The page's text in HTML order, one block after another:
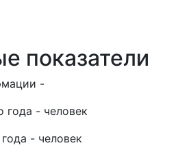
показатели
-
года - человек
- человек